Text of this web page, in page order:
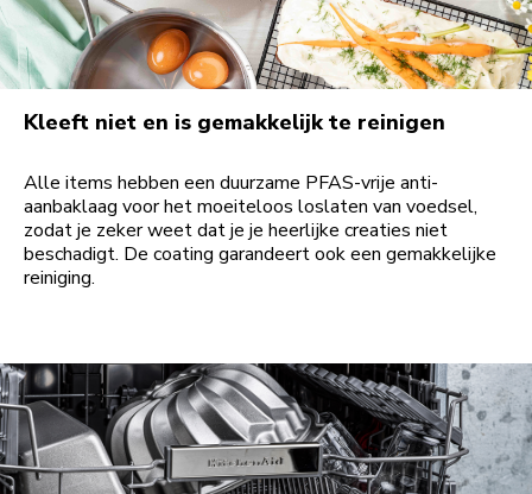
Kleeft niet en is gemakkelijk te reinigen
Alle items hebben een duurzame PFAS-vrije anti-
aanbaklaag voor het moeiteloos loslaten van voedsel,
zodat je zeker weet dat je je heerlijke creaties niet
beschadigt. De coating garandeert ook een gemakkelijke
reiniging.